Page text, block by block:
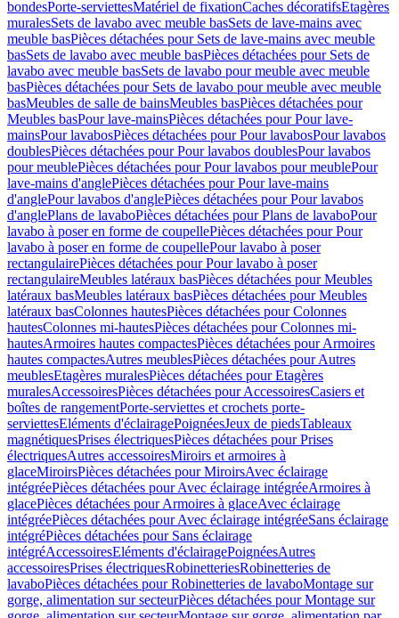
bondesPorte-serviettesMatériel de fixationCaches décoratifsEtagères
muralesSets de lavabo avec meuble basSets de lave-mains avec
meuble basPièces détachées pour Sets de lave-mains avec meuble
basSets de lavabo avec meuble basPièces détachées pour Sets de
lavabo avec meuble basSets de lavabo pour meuble avec meuble
basPièces détachées pour Sets de lavabo pour meuble avec meuble
basMeubles de salle de bainsMeubles basPièces détachées pour
Meubles basPour lave-mainsPièces détachées pour Pour lave-
mainsPour lavabosPièces détachées pour Pour lavabosPour lavabos
doublesPièces détachées pour Pour lavabos doublesPour lavabos
pour meublePièces détachées pour Pour lavabos pour meublePour
lave-mains d'anglePièces détachées pour Pour lave-mains
d'anglePour lavabos d'anglePièces détachées pour Pour lavabos
d'anglePlans de lavaboPièces détachées pour Plans de lavaboPour
lavabo à poser en forme de coupellePièces détachées pour Pour
lavabo à poser en forme de coupellePour lavabo à poser
rectangulairePièces détachées pour Pour lavabo à poser
rectangulaireMeubles latéraux basPièces détachées pour Meubles
latéraux basMeubles latéraux basPièces détachées pour Meubles
latéraux basColonnes hautesPièces détachées pour Colonnes
hautesColonnes mi-hautesPièces détachées pour Colonnes mi-
hautesArmoires hautes compactesPièces détachées pour Armoires
hautes compactesAutres meublesPièces détachées pour Autres
meublesEtagères muralesPièces détachées pour Etagères
muralesAccessoiresPièces détachées pour AccessoiresCasiers et
boîtes de rangementPorte-serviettes et crochets porte-
serviettesEléments d'éclairagePoignéesJeux de piedsTableaux
magnétiquesPrises électriquesPièces détachées pour Prises
électriquesAutres accessoiresMiroirs et armoires à
glaceMiroirsPièces détachées pour MiroirsAvec éclairage
intégréePièces détachées pour Avec éclairage intégréeArmoires à
glacePièces détachées pour Armoires à glaceAvec éclairage
intégréePièces détachées pour Avec éclairage intégréeSans éclairage
intégréPièces détachées pour Sans éclairage
intégréAccessoiresEléments d'éclairagePoignéesAutres
accessoiresPrises électriquesRobinetteriesRobinetteries de
lavaboPièces détachées pour Robinetteries de lavaboMontage sur
gorge, alimentation sur secteurPièces détachées pour Montage sur